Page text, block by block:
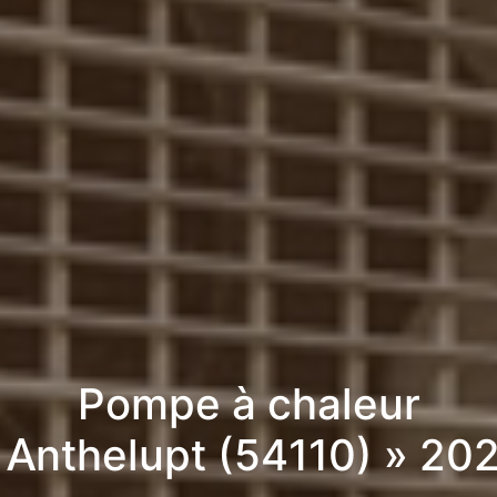
Pompe à chaleur
(54110) »